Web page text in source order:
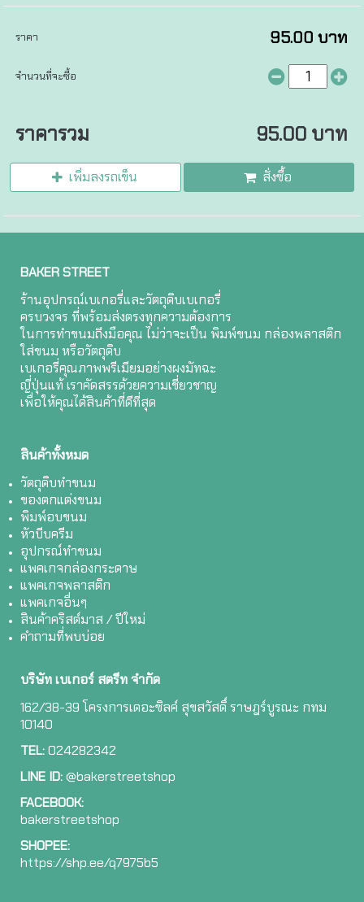
ราคา 95.00 บาท
จำนวนที่จะซื้อ
ราคารวม 95.00 บาท
เพิ่มลงรถเข็น สั่งซื้อ
BAKER STREET
ร้านอุปกรณ์เบเกอรี่และวัตถุดิบเบเกอรี่
ครบวงจร ที่พร้อมส่งตรงทุกความต้องการ
ในการทำขนมถึงมือคุณ ไม่ว่าจะเป็น พิมพ์ขนม กล่องพลาสติก
ใส่ขนม หรือวัตถุดิบ
เบเกอรี่คุณภาพพรีเมียมอย่างผงมัทฉะ
ญี่ปุ่นแท้ เราคัดสรรด้วยความเชี่ยวชาญ
เพื่อให้คุณได้สินค้าที่ดีที่สุด
สินค้าทั้งหมด
วัตถุดิบทำขนม
ของตกแต่งขนม
พิมพ์อบขนม
หัวบีบครีม
อุปกรณ์ทำขนม
แพคเกจกล่องกระดาษ
แพคเกจพลาสติก
แพคเกจอื่นๆ
สินค้าคริสต์มาส / ปีใหม่
คำถามที่พบบ่อย
บริษัท เบเกอร์ สตรีท จำกัด
162/38-39 โครงการเดอะซิลค์ สุขสวัสดิ์ ราษฎร์บูรณะ กทม
10140
TEL:024282342
LINE ID:@bakerstreetshop
FACEBOOK:
bakerstreetshop
SHOPEE:
https://shp.ee/q7975b5